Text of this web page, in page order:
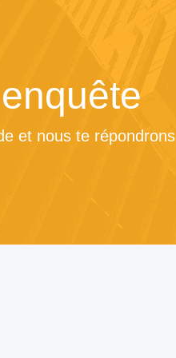
et nous te répondrons